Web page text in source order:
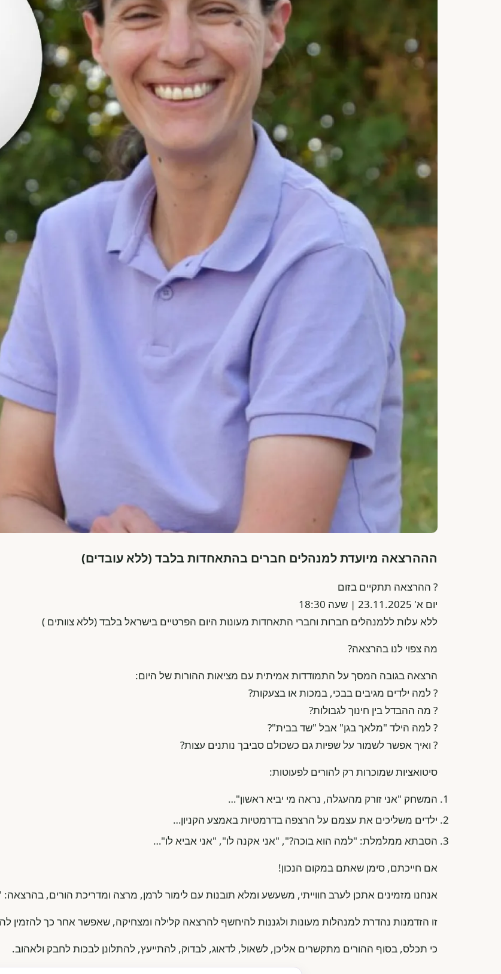
הההרצאה מיועדת למנהלים חברים בהתאחדות בלבד (ללא עובדים)
? ההרצאה תתקיים בזום
יום א' 23.11.2025 | שעה 18:30
ללא עלות ללמנהלים חברות וחברי התאחדות מעונות היום הפרטיים בישראל בלבד (ללא צוותים )
מה צפוי לנו בהרצאה?
הרצאה בגובה המסך על התמודדות אמיתית עם מציאות ההורות של היום:
? למה ילדים מגיבים בבכי, במכות או בצעקות?
? מה ההבדל בין חינוך לגבולות?
? למה הילד "מלאך בגן" אבל "שד בבית"?
? ואיך אפשר לשמור על שפיות גם כשכולם סביבך נותנים עצות?
סיטואציות שמוכרות רק להורים לפעוטות:
המשחק "אני זורק מהעגלה, נראה מי יביא ראשון"…
ילדים משליכים את עצמם על הרצפה בדרמטיות באמצע הקניון…
הסבתא ממלמלת: "למה הוא בוכה?", "אני אקנה לו", "אני אביא לו"…
אם חייכתם, סימן שאתם במקום הנכון!
אנחנו מזמינים אתכן לערב חווייתי, משעשע ומלא תובנות עם לימור לרמן, מרצה ומדריכת הורים, בהרצאה:
זו הזדמנות נהדרת למנהלות מעונות ולגננות להיחשף להרצאה קלילה ומצחיקה, שאפשר אחר כך להזמין
כי תכלס, בסוף ההורים מתקשרים אליכן, לשאול, לדאוג, לבדוק, להתייעץ, להתלונן לבכות לחבק ולאהוב.